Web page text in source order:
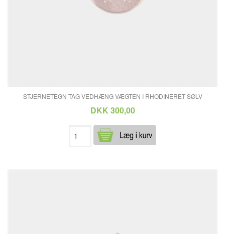
STJERNETEGN TAG VEDHÆNG VÆGTEN I RHODINERET SØLV
DKK 300,00